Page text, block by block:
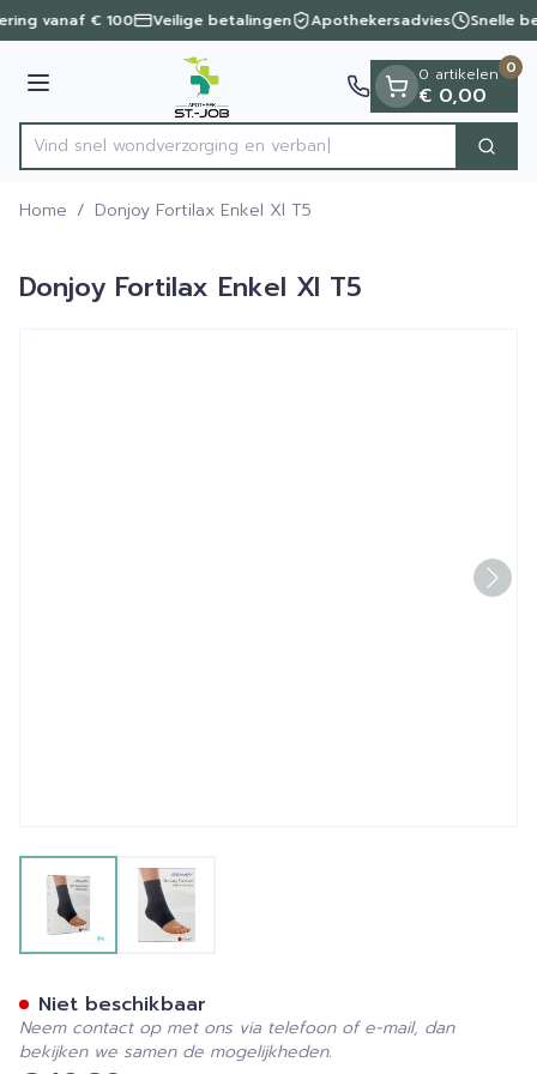
Ga naar de inhoud
1 van 1
vanaf € 100 Veilige betalingen Apothekersadvies Snelle
Menu
Product, merk, categorie...
Vind snel wondverzorging e Zoek
0 artikelen
€ 0,00
0
Home / Donjoy Fortilax Enkel Xl T5
Donjoy Fortilax Enkel Xl T5
View larger imageView larger image
Niet beschikbaar
Neem contact op met ons via telefoon of e-mail, dan
bekijken we samen de mogelijkheden.